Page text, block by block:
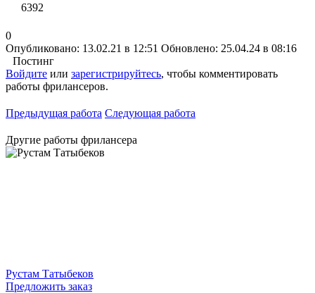
6392
0
Опубликовано: 13.02.21 в 12:51 Обновлено: 25.04.24 в 08:16
Постинг
Войдите или зарегистрируйтесь, чтобы комментировать
работы фрилансеров.
Предыдущая работа Следующая работа
Другие работы фрилансера
Рустам Татыбеков
Предложить заказ